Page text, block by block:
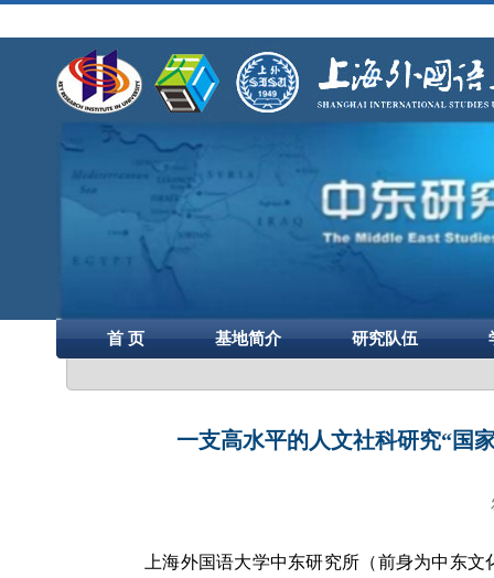
首 页 基地简介 研究队伍
一支高水平的人文社科研究“国
上海外国语大学中东研究所（前身为中东